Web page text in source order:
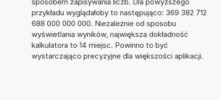
przykładu wyglądałoby to następująco: 369 382 712
688 000 000 000. Niezależnie od sposobu
wyświetlania wyników, największa dokładność
kalkulatora to 14 miejsc. Powinno to być
wystarczająco precyzyjne dla większości aplikacji.